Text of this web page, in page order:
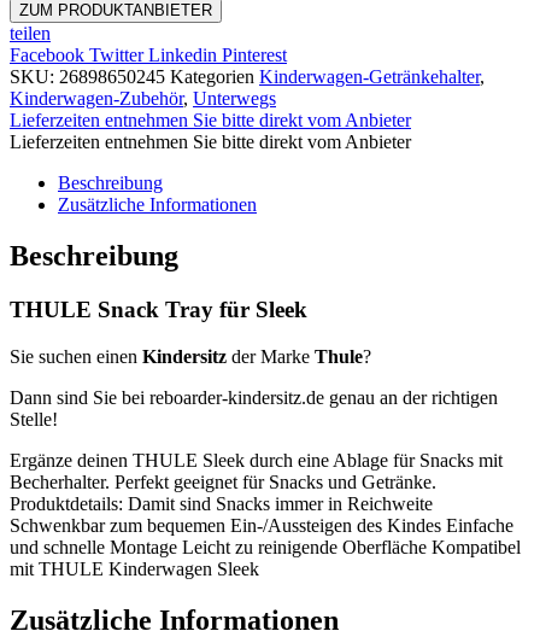
ZUM PRODUKTANBIETER
teilen
Facebook TwitterLinkedin Pinterest
SKU: 26898650245 Kategorien Kinderwagen-Getränkehalter,
Kinderwagen-Zubehör, Unterwegs
Lieferzeiten entnehmen Sie bitte direkt vom Anbieter
Lieferzeiten entnehmen Sie bitte direkt vom Anbieter
Beschreibung
Zusätzliche Informationen
Beschreibung
THULE Snack Tray für Sleek
Sie suchen einen Kindersitz der Marke Thule?
Dann sind Sie bei reboarder-kindersitz.de genau an der richtigen
Stelle!
Ergänze deinen THULE Sleek durch eine Ablage für Snacks mit
Becherhalter. Perfekt geeignet für Snacks und Getränke.
Produktdetails: Damit sind Snacks immer in Reichweite
Schwenkbar zum bequemen Ein-/Aussteigen des Kindes Einfache
und schnelle Montage Leicht zu reinigende Oberfläche Kompatibel
mit THULE Kinderwagen Sleek
Zusätzliche Informationen